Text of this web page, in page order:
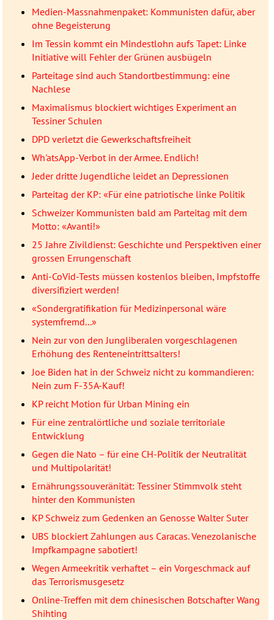
Medien-Massnahmenpaket: Kommunisten dafür, aber
ohne Begeisterung
Im Tessin kommt ein Mindestlohn aufs Tapet: Linke
Initiative will Fehler der Grünen ausbügeln
Parteitage sind auch Standortbestimmung: eine
Nachlese
Maximalismus blockiert wichtiges Experiment an
Tessiner Schulen
DPD verletzt die Gewerkschaftsfreiheit
Wh'atsApp-Verbot in der Armee. Endlich!
Jeder dritte Jugendliche leidet an Depressionen
Parteitag der KP: «Für eine patriotische linke Politik
Schweizer Kommunisten bald am Parteitag mit dem
Motto: «Avanti!»
25 Jahre Zivildienst: Geschichte und Perspektiven einer
grossen Errungenschaft
Anti-CoVid-Tests müssen kostenlos bleiben, Impfstoffe
diversifiziert werden!
«Sondergratifikation für Medizinpersonal wäre
systemfremd...»
Nein zur von den Jungliberalen vorgeschlagenen
Erhöhung des Renteneintrittsalters!
Joe Biden hat in der Schweiz nicht zu kommandieren:
Nein zum F-35A-Kauf!
KP reicht Motion für Urban Mining ein
Für eine zentralörtliche und soziale territoriale
Entwicklung
Gegen die Nato – für eine CH-Politik der Neutralität
und Multipolarität!
Ernährungssouveränität: Tessiner Stimmvolk steht
hinter den Kommunisten
KP Schweiz zum Gedenken an Genosse Walter Suter
UBS blockiert Zahlungen aus Caracas. Venezolanische
Impfkampagne sabotiert!
Wegen Armeekritik verhaftet – ein Vorgeschmack auf
das Terrorismusgesetz
Online-Treffen mit dem chinesischen Botschafter Wang
Shihting